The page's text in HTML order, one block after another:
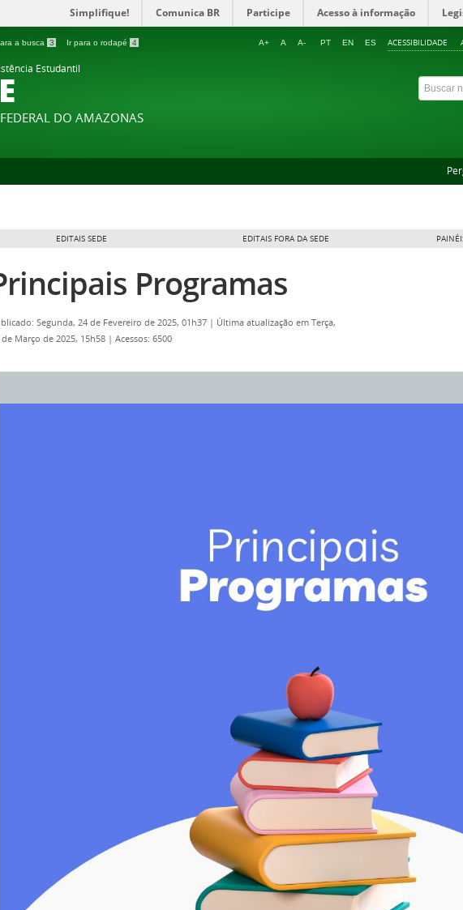
Simplifique! Comunica BR Participe Acesso à informação
a busca 3 Ir para o rodapé 4 ACESSIBILIDADE
A+ A A- PT EN ES
Estudantil
DO AMAZONAS
EDITAIS SEDE EDITAIS FORA DA SEDE
Programas
Segunda, 24 de Fevereiro de 2025, 01h37 | Última atualização em Terça,
de Março de 2025, 15h58 | Acessos: 6500